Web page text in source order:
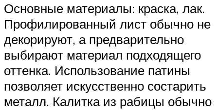
Основные материалы: краска, лак.
Профилированный лист обычно не
декорируют, а предварительно
выбирают материал подходящего
оттенка. Использование патины
позволяет искусственно состарить
металл. Калитка из рабицы обычно